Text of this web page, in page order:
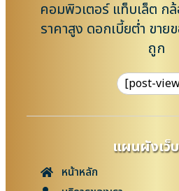
คอมพิวเตอร์ แท็บเล็ต ก
ราคาสูง ดอกเบี้ยต่ำ ขาย
ถูก
[post-
แผนผังเว็
หน้าหลัก